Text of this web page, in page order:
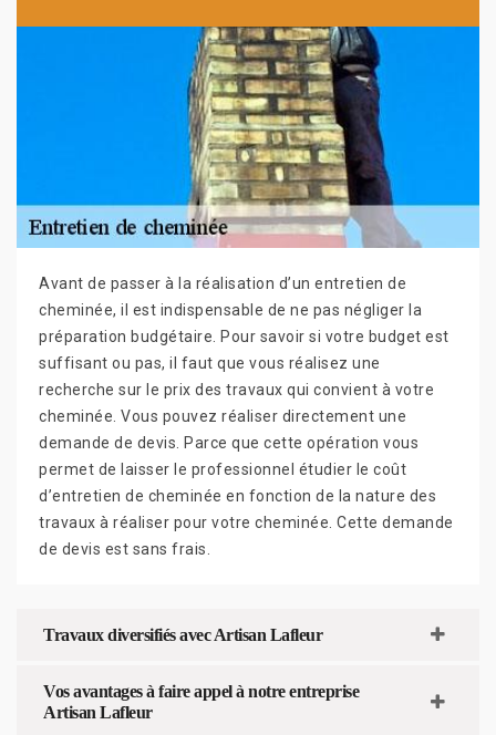
Avant de passer à la réalisation d’un entretien de
cheminée, il est indispensable de ne pas négliger la
préparation budgétaire. Pour savoir si votre budget est
suffisant ou pas, il faut que vous réalisez une
recherche sur le prix des travaux qui convient à votre
cheminée. Vous pouvez réaliser directement une
demande de devis. Parce que cette opération vous
permet de laisser le professionnel étudier le coût
d’entretien de cheminée en fonction de la nature des
travaux à réaliser pour votre cheminée. Cette demande
de devis est sans frais.
Travaux diversifiés avec Artisan Lafleur
Vos avantages à faire appel à notre entreprise
Artisan Lafleur